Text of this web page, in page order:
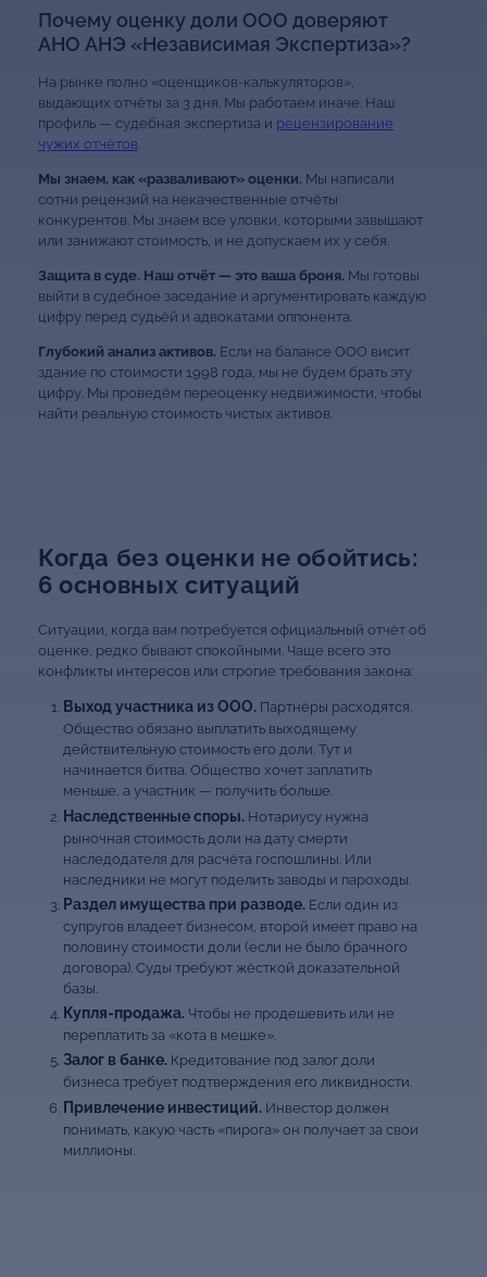
Почему оценку доли ООО доверяют
АНО АНЭ «Независимая Экспертиза»?
На рынке полно «оценщиков-калькуляторов»,
выдающих отчёты за 3 дня. Мы работаем иначе. Наш
профиль — судебная экспертиза и рецензирование
чужих отчётов
Мы знаем, как «разваливают» оценки. Мы написали
сотни рецензий на некачественные отчёты
конкурентов. Мы знаем все уловки, которыми завышают
или занижают стоимость, и не допускаем их у себя.
Защита в суде. Наш отчёт — это ваша броня. Мы готовы
выйти в судебное заседание и аргументировать каждую
цифру перед судьёй и адвокатами оппонента.
Глубокий анализ активов. Если на балансе ООО висит
здание по стоимости 1998 года, мы не будем брать эту
цифру. Мы проведём переоценку недвижимости, чтобы
найти реальную стоимость чистых активов.
Когда без оценки не обойтись:
6 основных ситуаций
Ситуации, когда вам потребуется официальный отчёт об
оценке, редко бывают спокойными. Чаще всего это
конфликты интересов или строгие требования закона:
Выход участника из ООО.Партнёры расходятся.
Общество обязано выплатить выходящему
действительную стоимость его доли. Тут и
начинается битва. Общество хочет заплатить
меньше, а участник — получить больше.
Наследственные споры.Нотариусу нужна
рыночная стоимость доли на дату смерти
наследодателя для расчёта госпошлины. Или
наследники не могут поделить заводы и пароходы.
Раздел имущества при разводе.Если один из
супругов владеет бизнесом, второй имеет право на
половину стоимости доли (если не было брачного
договора). Суды требуют жёсткой доказательной
базы.
Купля-продажа.Чтобы не продешевить или не
переплатить за «кота в мешке».
Залог в банке.Кредитование под залог доли
бизнеса требует подтверждения его ликвидности.
Привлечение инвестиций.Инвестор должен
понимать, какую часть «пирога» он получает за свои
миллионы.